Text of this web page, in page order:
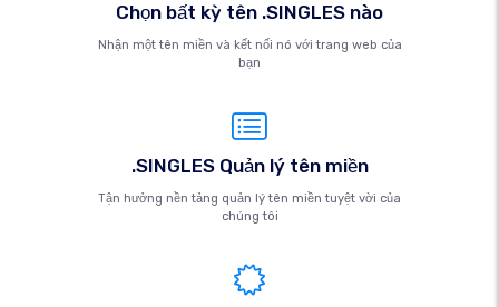
Chọn bất kỳ tên .SINGLES nào
Nhận một tên miền và kết nối nó với trang web của
bạn
.SINGLES Quản lý tên miền
Tận hưởng nền tảng quản lý tên miền tuyệt vời của
chúng tôi